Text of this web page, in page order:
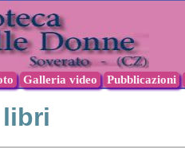
Galleria video Pubblicazioni